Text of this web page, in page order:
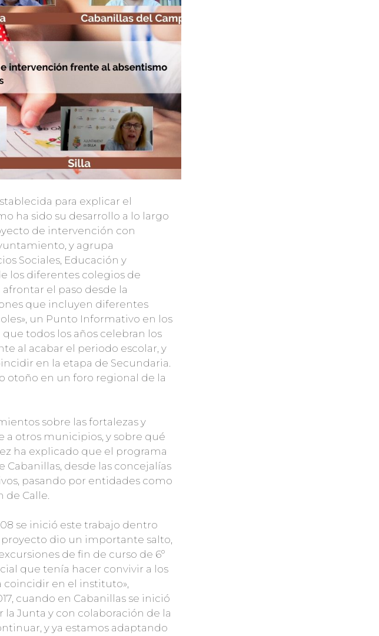
para explicar el
ha sido su desarrollo a lo largo
de intervención con
y agrupa
Sociales, Educación y
los diferentes colegios de
afrontar el paso desde la
que incluyen diferentes
un Punto Informativo en los
todos los años celebran los
al acabar el periodo escolar, y
en la etapa de Secundaria.
otoño en un foro regional de la
sobre las fortalezas y
a otros municipios, y sobre qué
ha explicado que el programa
desde las concejalías
pasando por entidades como
de Calle.
se inició este trabajo dentro
proyecto dio un importante salto,
de fin de curso de 6º
que tenía hacer convivir a los
coincidir en el instituto»,
cuando en Cabanillas se inició
Junta y con colaboración de la
y ya estamos adaptando